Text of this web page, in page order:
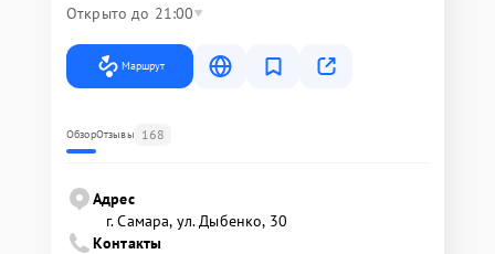
Открыто до 21:00
Маршрут
ОбзорОтзывы 168
Адрес
г. Самара, ул. Дыбенко, 30
Контакты